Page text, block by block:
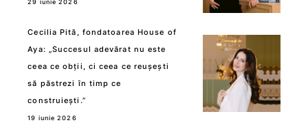
Cecilia Pită, fondatoarea House of
Aya: „Succesul adevărat nu este
ceea ce obții, ci ceea ce reușești
să păstrezi în timp ce
construiești.”
19 iunie 2026